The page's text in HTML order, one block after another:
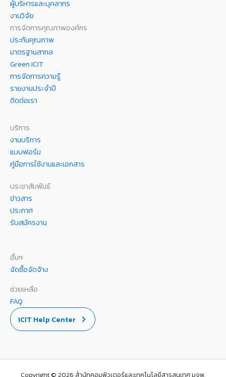
ผู้บริหารและบุคลากร
งานวิจัย
การจัดการคุณภาพองค์กร
ประกันคุณภาพ
มาตรฐานสากล
Green ICIT
การจัดการความรู้
รายงานประจำปี
ติดต่อเรา
บริการ
งานบริการ
แบบฟอร์ม
คู่มือการใช้งานและเอกสาร
ประชาสัมพันธ์
ข่าวสาร
ประกาศ
รับสมัครงาน
อื่นๆ
จัดซื้อจัดจ้าง
ช่วยเหลือ
FAQ
ICIT Help Center
Copyright © 2026 สำนักคอมพิวเตอร์และเทคโนโลยีสารสนเทศ มจพ.